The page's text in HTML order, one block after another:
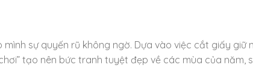
sự quyến rũ không ngờ. Dựa vào việc cắt giấy giữ
tạo nên bức tranh tuyệt đẹp về các mùa của năm,